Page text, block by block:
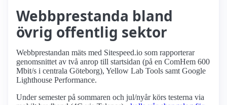
Webbprestanda bland
övrig offentlig sektor
Webbprestandan mäts med Sitespeed.io som rapporterar
genomsnittet av två anrop till startsidan (på en ComHem 600
Mbit/s i centrala Göteborg), Yellow Lab Tools samt Google
Lighthouse Performance.
Under semester på sommaren och jul/nyår körs testerna via